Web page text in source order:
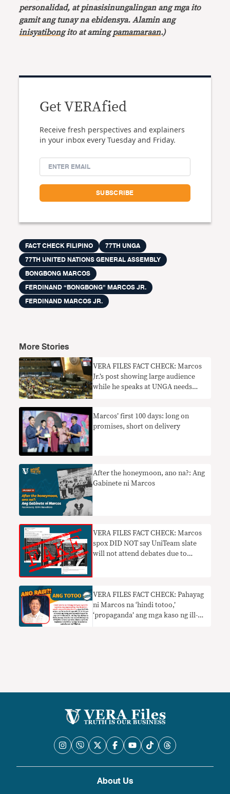
personalidad, at pinasisinungalingan ang mga ito
gamit ang tunay na ebidensya. Alamin ang
inisyatibongito at amingpamamaraan.)
Get VERAfied
Receive fresh perspectives and explainers
in your inbox every Tuesday and Friday.
FACT CHECK FILIPINO
77TH UNGA
77TH UNITED NATIONS GENERAL ASSEMBLY
BONGBONG MARCOS
FERDINAND “BONGBONG” MARCOS JR.
FERDINAND MARCOS JR.
More Stories
VERA FILES FACT CHECK: Marcos
Jr.’s post showing large audience
while he speaks at UNGA needs
Marcos’ first 100 days: long on
promises, short on delivery
After the honeymoon, ano na?: Ang
Gabinete ni Marcos
VERA FILES FACT CHECK: Marcos
spox DID NOT say UniTeam slate
will not attend debates due to
VERA FILES FACT CHECK: Pahayag
ni Marcos na ‘hindi totoo,’
‘propaganda’ ang mga kaso ng ill-
About Us